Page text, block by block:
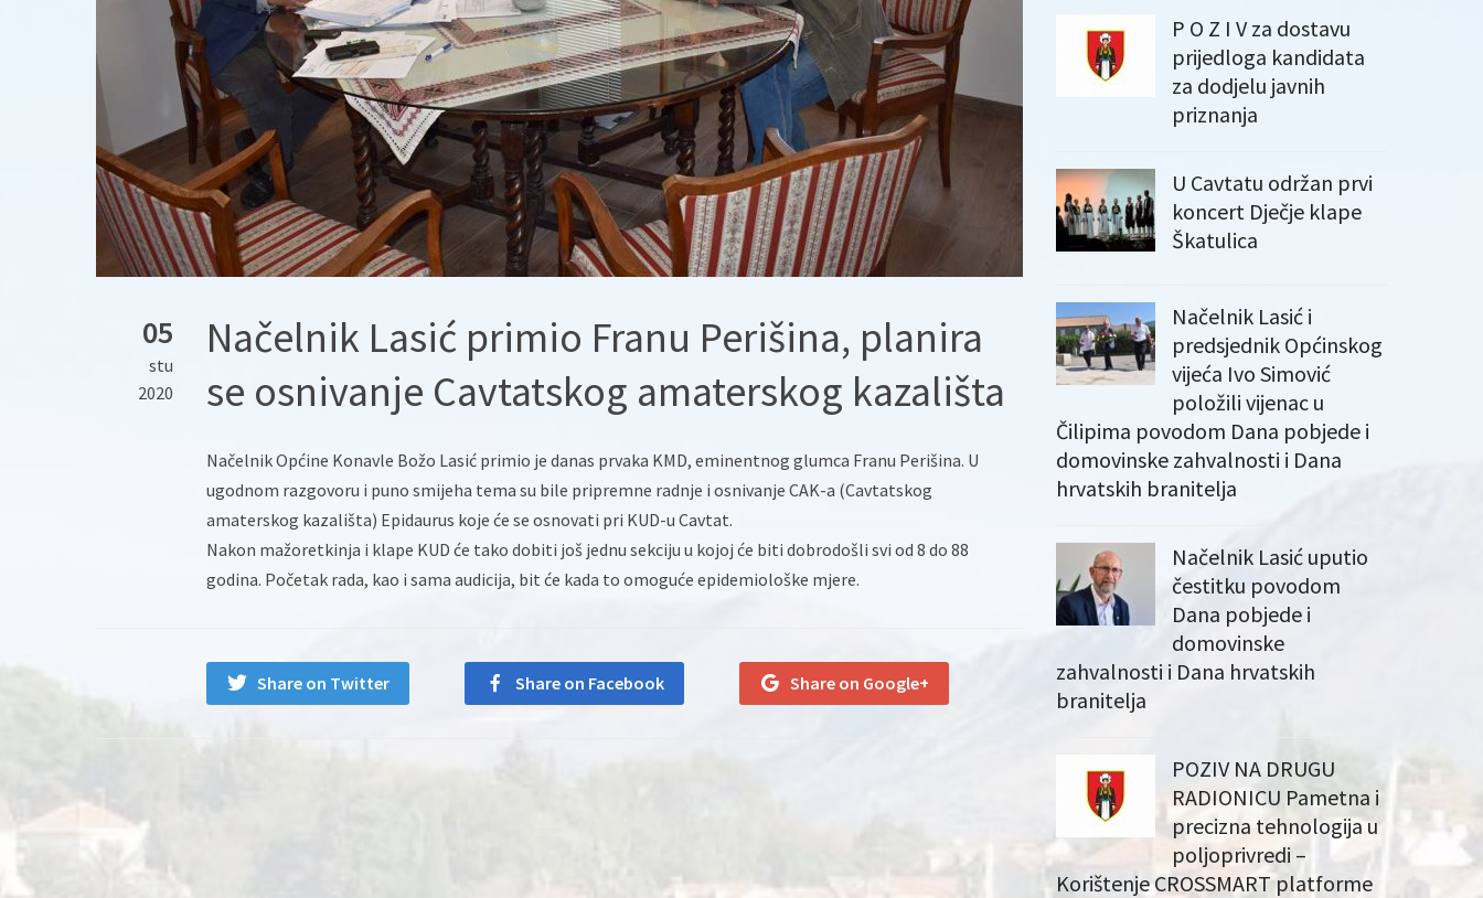
05
stu
2020
Načelnik Lasić primio Franu Perišina, planira
se osnivanje Cavtatskog amaterskog kazališta
Načelnik Općine Konavle Božo Lasić primio je danas prvaka KMD, eminentnog glumca Franu Perišina. U
ugodnom razgovoru i puno smijeha tema su bile pripremne radnje i osnivanje CAK-a (Cavtatskog
amaterskog kazališta) Epidaurus koje će se osnovati pri KUD-u Cavtat.
Nakon mažoretkinja i klape KUD će tako dobiti još jednu sekciju u kojoj će biti dobrodošli svi od 8 do 88
godina. Početak rada, kao i sama audicija, bit će kada to omoguće epidemiološke mjere.
Share on Twitter Share on Facebook Share on Google+
P O Z I V za dostavu
prijedloga kandidata
za dodjelu javnih
priznanja
U Cavtatu održan prvi
koncert Dječje klape
Škatulica
Načelnik Lasić i
predsjednik Općinskog
vijeća Ivo Simović
položili vijenac u
Čilipima povodom Dana pobjede i
domovinske zahvalnosti i Dana
hrvatskih branitelja
Načelnik Lasić uputio
čestitku povodom
Dana pobjede i
domovinske
zahvalnosti i Dana hrvatskih
branitelja
POZIV NA DRUGU
RADIONICU Pametna i
precizna tehnologija u
poljoprivredi –
Korištenje CROSSMART platforme